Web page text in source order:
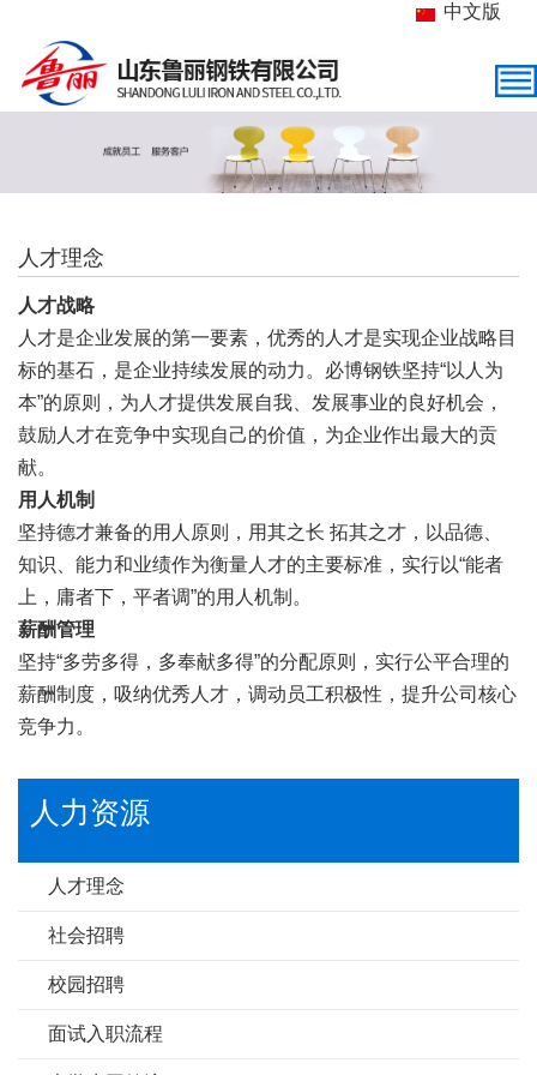
中文版
人才理念
人才战略
人才是企业发展的第一要素，优秀的人才是实现企业战略目
标的基石，是企业持续发展的动力。必博钢铁坚持“以人为
本”的原则，为人才提供发展自我、发展事业的良好机会，
鼓励人才在竞争中实现自己的价值，为企业作出最大的贡
献。
用人机制
坚持德才兼备的用人原则，用其之长 拓其之才，以品德、
知识、能力和业绩作为衡量人才的主要标准，实行以“能者
上，庸者下，平者调”的用人机制。
薪酬管理
坚持“多劳多得，多奉献多得”的分配原则，实行公平合理的
薪酬制度，吸纳优秀人才，调动员工积极性，提升公司核心
竞争力。
人力资源
人才理念
社会招聘
校园招聘
面试入职流程